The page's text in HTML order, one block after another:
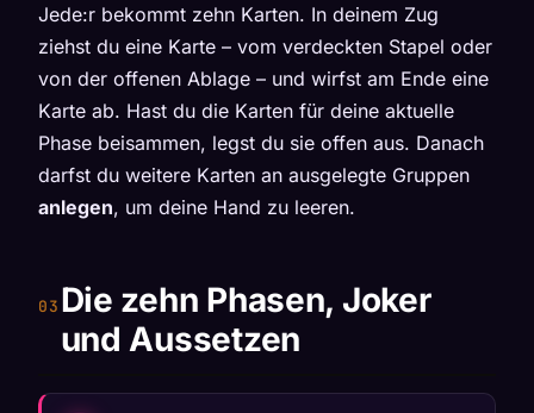
Jede:r bekommt zehn Karten. In deinem Zug
ziehst du eine Karte – vom verdeckten Stapel oder
von der offenen Ablage – und wirfst am Ende eine
Karte ab. Hast du die Karten für deine aktuelle
Phase beisammen, legst du sie offen aus. Danach
darfst du weitere Karten an ausgelegte Gruppen
anlegen, um deine Hand zu leeren.
Die zehn Phasen, Joker
und Aussetzen